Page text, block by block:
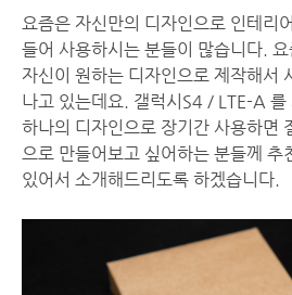
요즘은 자신만의 디자인으로 인테리
들어 사용하시는 분들이 많습니다.
자신이 원하는 디자인으로 제작해서
나고 있는데요. 갤럭시S4 / LTE-A 를
하나의 디자인으로 장기간 사용하면
으로 만들어보고 싶어하는 분들께 추
있어서 소개해드리도록 하겠습니다.